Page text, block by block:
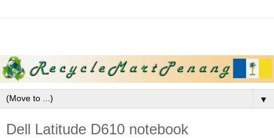
▼
Dell Latitude D610 notebook